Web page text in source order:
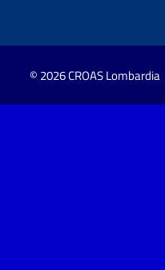
© 2026 CROAS Lombardia